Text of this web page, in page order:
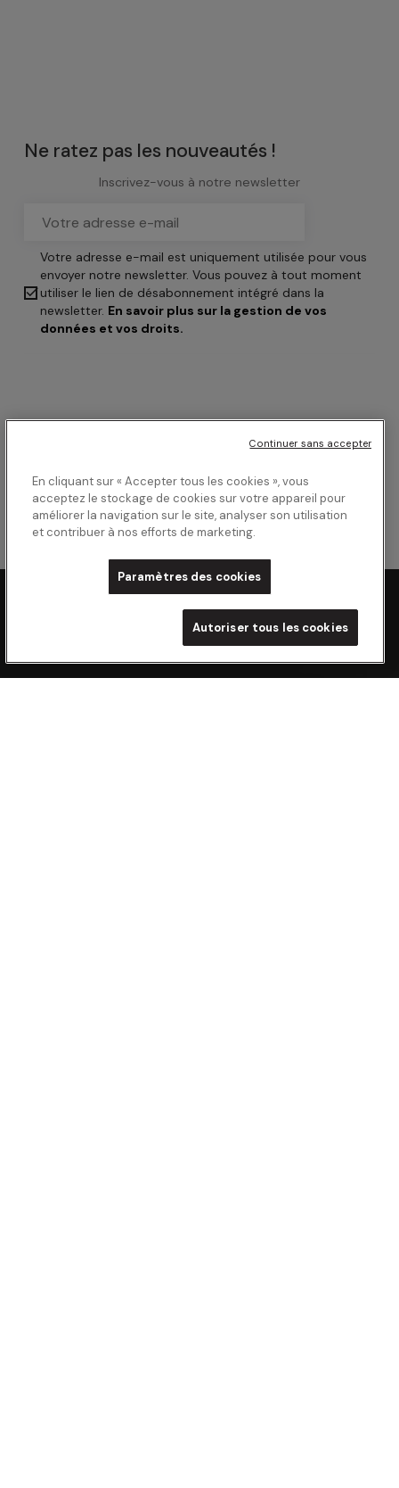
Ne ratez pas les nouveautés !
Inscrivez-vous à notre newsletter

Votre adresse e-mail est uniquement utilisée pour vous
envoyer notre newsletter. Vous pouvez à tout moment
utiliser le lien de désabonnement intégré dans la
newsletter. En savoir plus sur la gestion de vos
données et vos droits.
En cliquant sur « Accepter tous les cookies », vous
acceptez le stockage de cookies sur votre appareil pour
améliorer la navigation sur le site, analyser son utilisation
et contribuer à nos efforts de marketing.
Paramètres des cookies
Autoriser tous les cookies
Continuer sans accepter